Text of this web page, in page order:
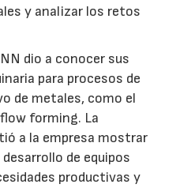
y analizar los retos
dio a conocer sus
para procesos de
de metales, como el
forming. La
a la empresa mostrar
de equipos
productivas y